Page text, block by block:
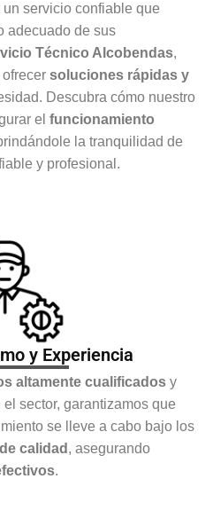
servicio confiable que
adecuado de sus
Técnico Alcobendas,
soluciones rápidas y
Descubra cómo nuestro
el funcionamiento
la tranquilidad de
y profesional.
y Experiencia
altamente cualificados y
sector, garantizamos que
se lleve a cabo bajo los
calidad , asegurando
.